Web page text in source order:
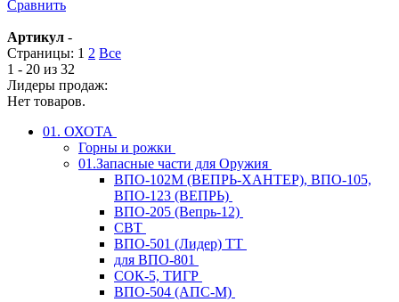
Сравнить
Артикул -
Страницы: 1 2 Все
1 - 20 из 32
Лидеры продаж:
Нет товаров.
01. ОХОТА
Горны и рожки
01.Запасные части для Оружия
ВПО-102М (ВЕПРЬ-ХАНТЕР), ВПО-105,
ВПО-123 (ВЕПРЬ)
ВПО-205 (Вепрь-12)
СВТ
ВПО-501 (Лидер) ТТ
для ВПО-801
СОК-5, ТИГР
ВПО-504 (АПС-М)